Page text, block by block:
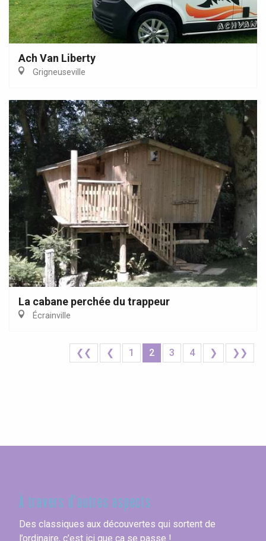
Ach Van Liberty
Grigneuseville
La cabane perchée du trappeur
Écrainville
❮❮ ❮ 1 2 3 4 ❯ ❯❯
À travers d'autres aspects
Des classiques aux découvertes qui sortent de
l’ordinaire, c’est ici que ça se passe !